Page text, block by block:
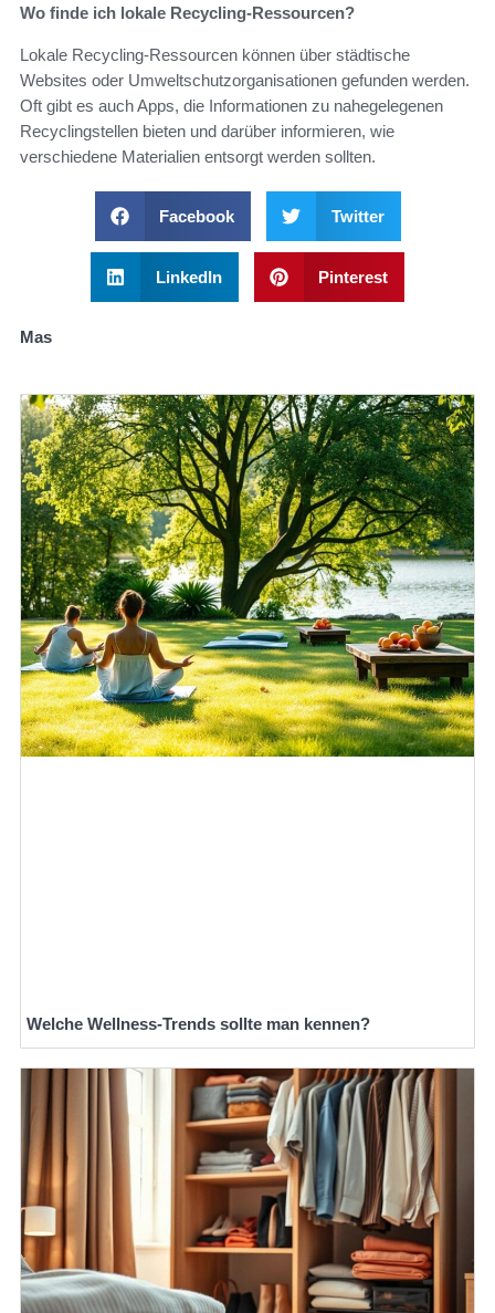
Wo finde ich lokale Recycling-Ressourcen?
Lokale Recycling-Ressourcen können über städtische
Websites oder Umweltschutzorganisationen gefunden werden.
Oft gibt es auch Apps, die Informationen zu nahegelegenen
Recyclingstellen bieten und darüber informieren, wie
verschiedene Materialien entsorgt werden sollten.
Facebook Twitter
LinkedIn Pinterest
Mas
Welche Wellness-Trends sollte man kennen?